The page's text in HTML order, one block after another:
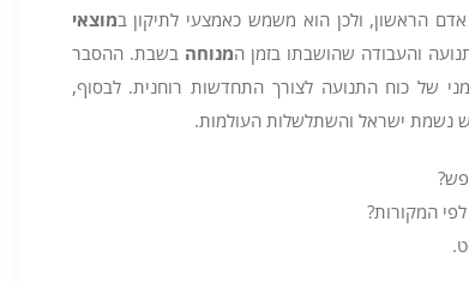
הראשון, ולכן הוא משמש כאמצעי לתיקון במוצאי
והעבודה שהושבתו בזמן המנוחה בשבת. ההסבר
של כוח התנועה לצורך התחדשות רוחנית. לבסוף,
נשמת ישראל והשתלשלות העולמות.
המקורות?